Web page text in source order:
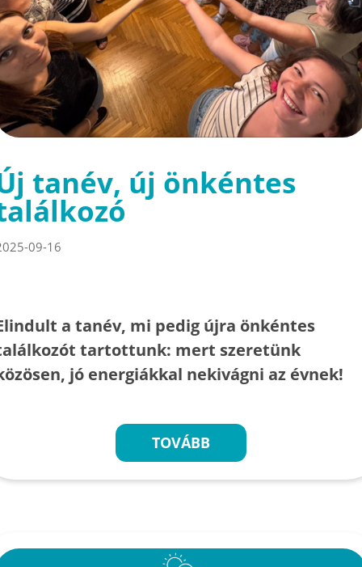
tanév, új önkéntes
09-16
a tanév, mi pedig újra önkéntes
tartottunk: mert szeretünk
jó energiákkal nekivágni az évnek!
TOVÁBB